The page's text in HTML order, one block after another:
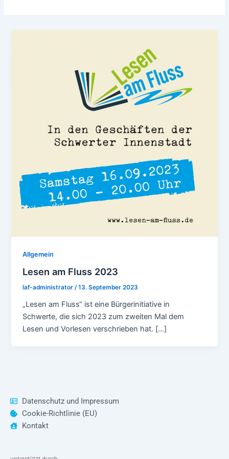
Allgemein
Lesen am Fluss 2023
laf-administrator/13. September 2023
„Lesen am Fluss“ ist eine Bürgerinitiative in
Schwerte, die sich 2023 zum zweiten Mal dem
Lesen und Vorlesen verschrieben hat. […]
Datenschutz und Impressum
Cookie-Richtlinie (EU)
Kontakt